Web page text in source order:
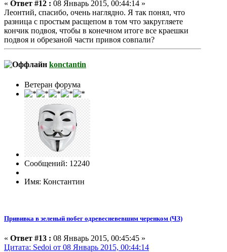
« Ответ #12 : 08 Январь 2015, 00:44:14 »
Леонтий, спасибо, очень наглядно. Я так понял, что
разница с простым расщепом в том что закругляете
кончик подвоя, чтобы в конечном итоге все краешки
подвоя и обрезаной части привоя совпали?
konctantin
Ветеран форума
Сообщений: 12240
Имя: Константин
Прививка в зеленый побег одревесневевшим черенком (ЧЗ)
« Ответ #13 : 08 Январь 2015, 00:45:45 »
Цитата: Sedoi от 08 Январь 2015, 00:44:14